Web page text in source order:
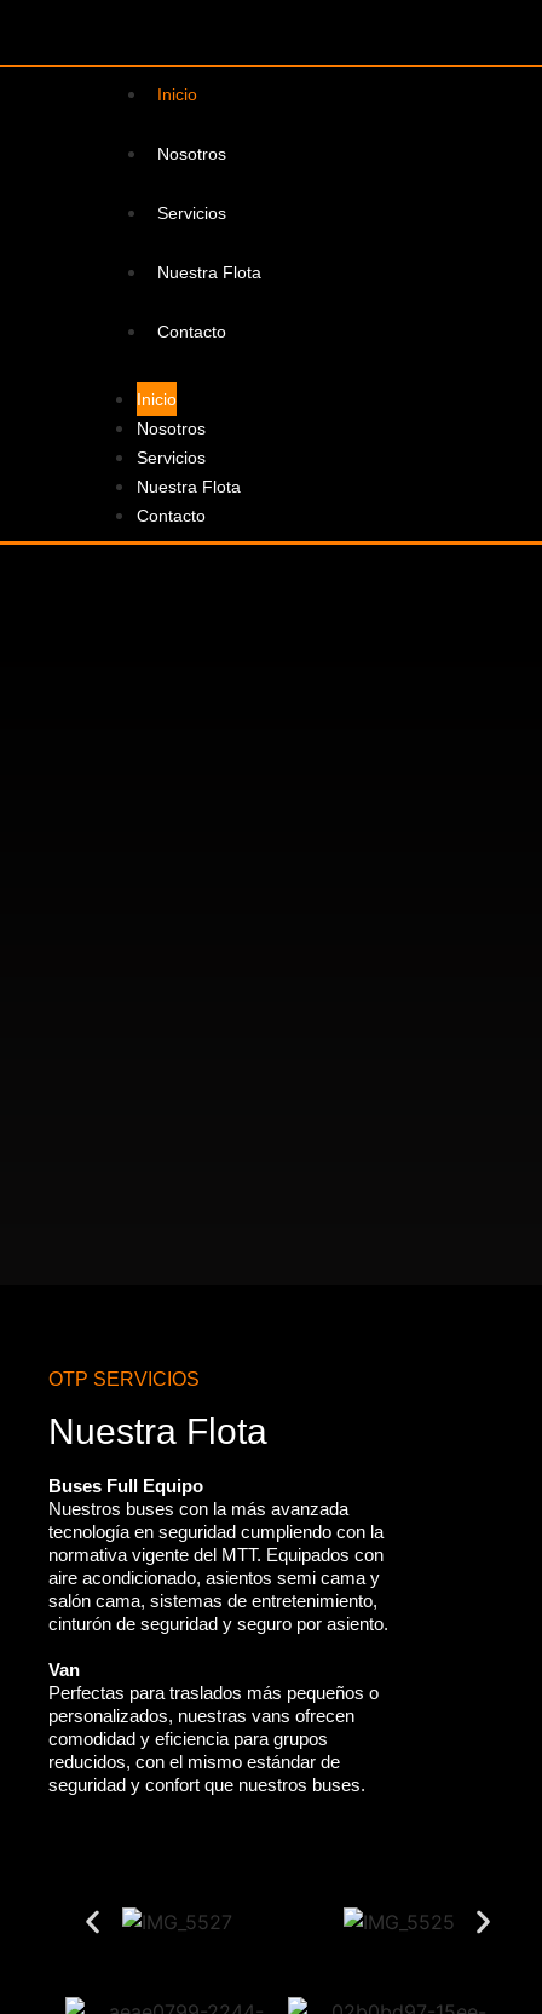
Inicio
Nosotros
Servicios
Nuestra Flota
Contacto
Inicio
Nosotros
Servicios
Nuestra Flota
Contacto
OTP SERVICIOS
Nuestra Flota
Buses Full Equipo
Nuestros buses con la más avanzada
tecnología en seguridad cumpliendo con la
normativa vigente del MTT. Equipados con
aire acondicionado, asientos semi cama y
salón cama, sistemas de entretenimiento,
cinturón de seguridad y seguro por asiento.
Van
Perfectas para traslados más pequeños o
personalizados, nuestras vans ofrecen
comodidad y eficiencia para grupos
reducidos, con el mismo estándar de
seguridad y confort que nuestros buses.